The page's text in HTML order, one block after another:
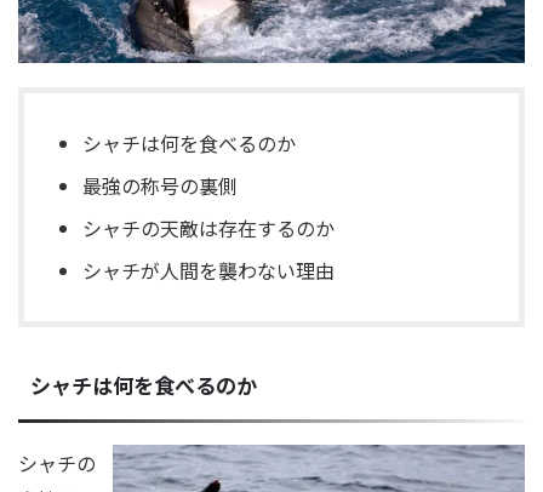
シャチは何を食べるのか
最強の称号の裏側
シャチの天敵は存在するのか
シャチが人間を襲わない理由
シャチは何を食べるのか
シャチの